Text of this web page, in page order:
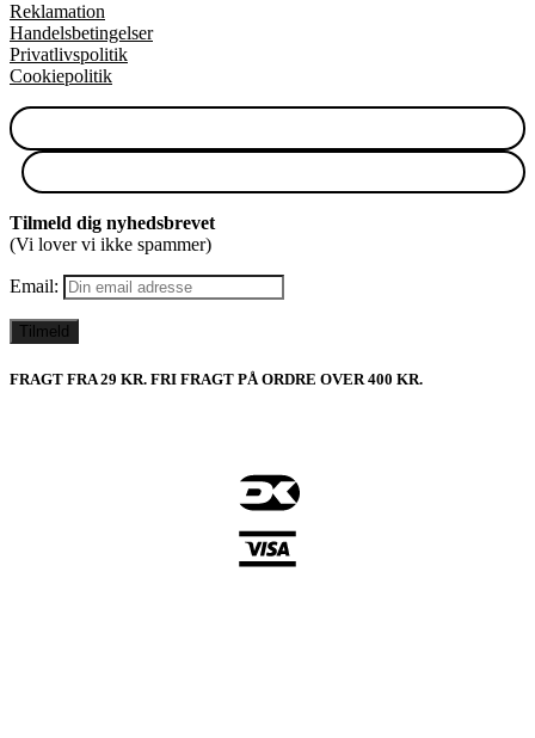
Reklamation
Handelsbetingelser
Privatlivspolitik
Cookiepolitik
Tilmeld dig nyhedsbrevet
(Vi lover vi ikke spammer)
Email:
FRAGT FRA 29 KR. FRI FRAGT PÅ ORDRE OVER 400 KR.